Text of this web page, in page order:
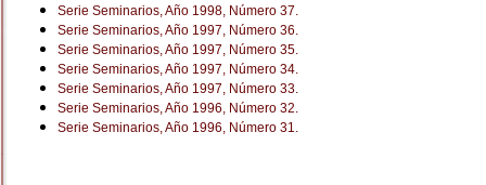
Serie Seminarios, Año 1998, Número 37.
Serie Seminarios, Año 1997, Número 36.
Serie Seminarios, Año 1997, Número 35.
Serie Seminarios, Año 1997, Número 34.
Serie Seminarios, Año 1997, Número 33.
Serie Seminarios, Año 1996, Número 32.
Serie Seminarios, Año 1996, Número 31.